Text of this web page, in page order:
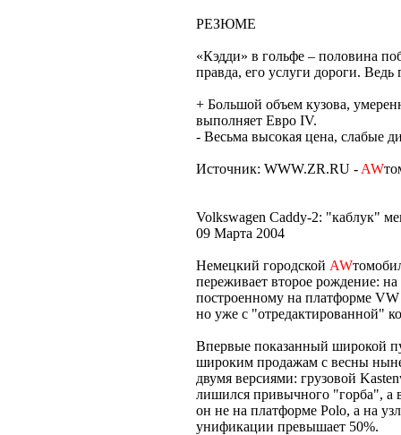
РЕЗЮМЕ
«Кэдди» в гольфе – половина
правда, его услуги дороги.
+ Большой объем кузова,
выполняет Евро IV.
- Весьма высокая цена, слабые
Источник: WWW.ZR.RU - AW
Volkswagen Caddy-2: "каблук"
09 Марта 2004
Немецкий городской AW
переживает второе рождение:
построенному на платформе
но уже с "отредактированной"
Впервые показанный широкой
широким продажам с весны
двумя версиями: грузовой
лишился привычного "горба", а
он не на платформе Polo, а на
унификации превышает 50%.